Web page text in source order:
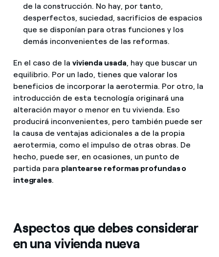
de la construcción. No hay, por tanto,
desperfectos, suciedad, sacrificios de espacios
que se disponían para otras funciones y los
demás inconvenientes de las reformas.
En el caso de la vivienda usada, hay que buscar un
equilibrio. Por un lado, tienes que valorar los
beneficios de incorporar la aerotermia. Por otro, la
introducción de esta tecnología originará una
alteración mayor o menor en tu vivienda. Eso
producirá inconvenientes, pero también puede ser
la causa de ventajas adicionales a de la propia
aerotermia, como el impulso de otras obras. De
hecho, puede ser, en ocasiones, un punto de
partida para plantearse reformas profundas o
integrales.
Aspectos que debes considerar
en una vivienda nueva